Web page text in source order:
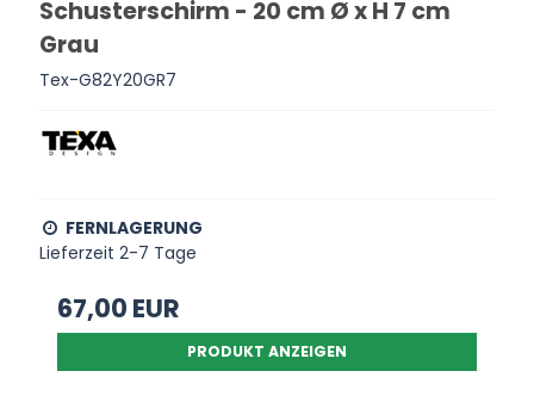
Schusterschirm - 20 cm Ø x H 7 cm
Grau
Tex-G82Y20GR7
FERNLAGERUNG
Lieferzeit 2-7 Tage
67,00 EUR
PRODUKT ANZEIGEN